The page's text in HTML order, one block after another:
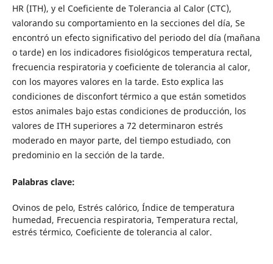
HR (ITH), y el Coeficiente de Tolerancia al Calor (CTC),
valorando su comportamiento en la secciones del día, Se
encontró un efecto significativo del periodo del día (mañana
o tarde) en los indicadores fisiológicos temperatura rectal,
frecuencia respiratoria y coeficiente de tolerancia al calor,
con los mayores valores en la tarde. Esto explica las
condiciones de disconfort térmico a que están sometidos
estos animales bajo estas condiciones de producción, los
valores de ITH superiores a 72 determinaron estrés
moderado en mayor parte, del tiempo estudiado, con
predominio en la sección de la tarde.
Palabras clave:
Ovinos de pelo, Estrés calórico, Índice de temperatura
humedad, Frecuencia respiratoria, Temperatura rectal,
estrés térmico, Coeficiente de tolerancia al calor.